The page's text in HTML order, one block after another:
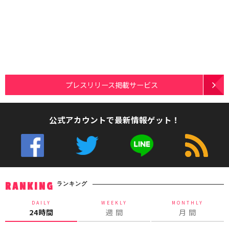
プレスリリース掲載サービス
公式アカウントで最新情報ゲット！
RANKING ランキング
DAILY
24時間
WEEKLY
週 間
MONTHLY
月 間